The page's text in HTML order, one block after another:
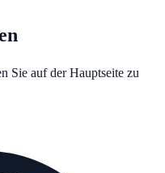
auf der Hauptseite zu